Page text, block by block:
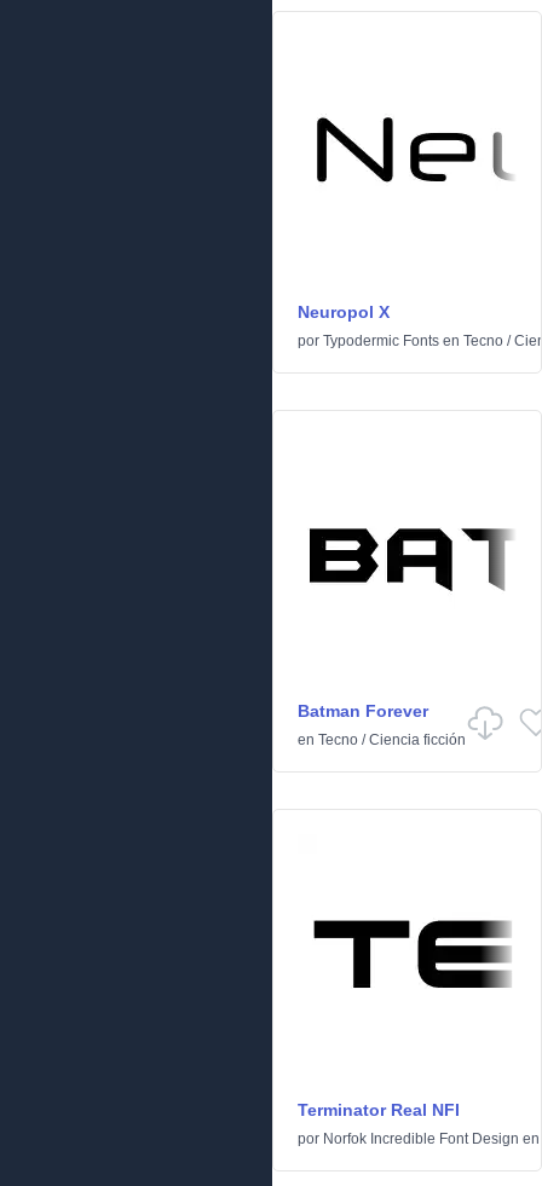
Neuropol X
por Typodermic Fonts en Tecno /
Batman Forever
en Tecno /Ciencia ficción
Terminator Real NFI
por Norfok Incredible Font Design en